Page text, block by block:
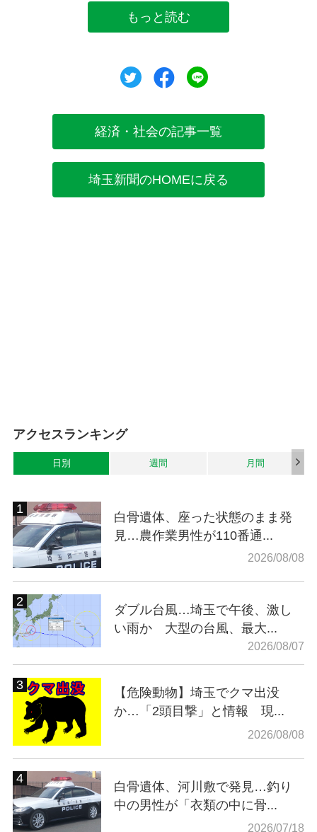
もっと読む
ツイートシェア
経済・社会の記事一覧
埼玉新聞のHOMEに戻る
アクセスランキング
日別 週間 月間
白骨遺体、座った状態のまま発
見…農作業男性が110番通...
2026/08/08
ダブル台風…埼玉で午後、激し
い雨か 大型の台風、最大...
2026/08/07
【危険動物】埼玉でクマ出没
か…「2頭目撃」と情報 現...
2026/08/08
白骨遺体、河川敷で発見…釣り
中の男性が「衣類の中に骨...
2026/07/18